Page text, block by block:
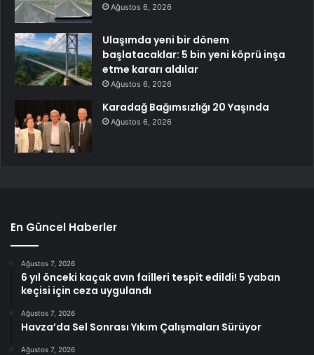
Ağustos 6, 2026
Ulaşımda yeni bir dönem
başlatacaklar: 5 bin yeni köprü inşa
etme kararı aldılar
Ağustos 6, 2026
Karadağ Bağımsızlığı 20 Yaşında
Ağustos 6, 2026
En Güncel Haberler
Ağustos 7, 2026
6 yıl önceki kaçak avın failleri tespit edildi! 5 yaban
keçisi için ceza uygulandı
Ağustos 7, 2026
Havza’da Sel Sonrası Yıkım Çalışmaları Sürüyor
Ağustos 7, 2026